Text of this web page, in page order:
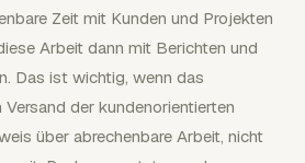
Zeit mit Kunden und Projekten
Arbeit dann mit Berichten und
Das ist wichtig, wenn das
der kundenorientierten
über abrechenbare Arbeit, nicht